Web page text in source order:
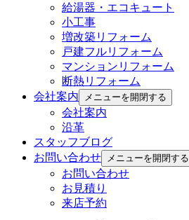
給湯器・エコキュート
小工事
増改築リフォーム
戸建フルリフォーム
マンションリフォーム
断熱リフォーム
会社案内
メニューを開閉する
会社案内
沿革
スタッフブログ
お問い合わせ
メニューを開閉する
お問い合わせ
お見積り
来店予約